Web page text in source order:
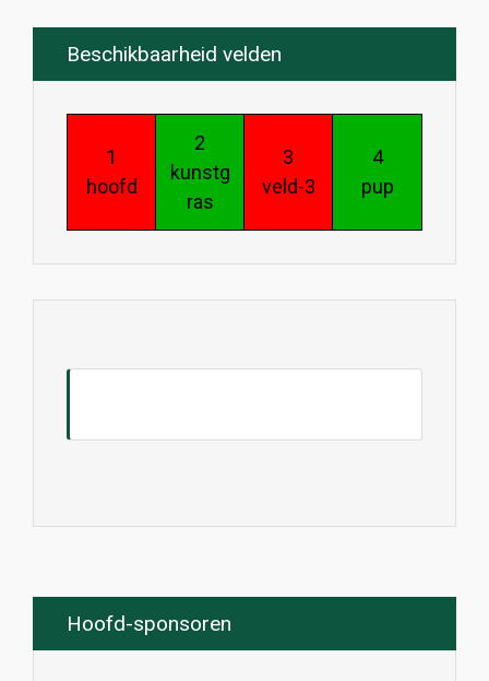
Beschikbaarheid velden
1
hoofd
2
kunstg
ras
3
veld-3
4
pup
Hoofd-sponsoren